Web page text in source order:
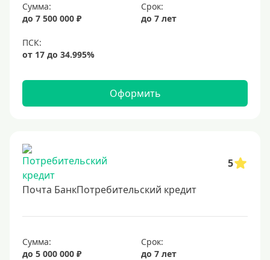
Сумма:
до 7 500 000 ₽
Срок:
до 7 лет
Оформить
5
Почта БанкПотребительский кредит
Сумма:
до 5 000 000 ₽
Срок:
до 7 лет